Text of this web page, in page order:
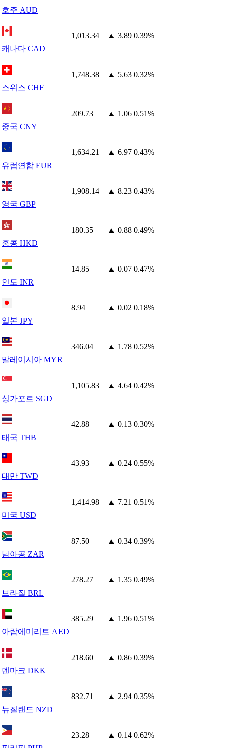
호주 AUD
캐나다 CAD
1,013.34 ▲ 3.89 0.39%
스위스 CHF
1,748.38 ▲ 5.63 0.32%
중국 CNY
209.73 ▲ 1.06 0.51%
유럽연합 EUR
1,634.21 ▲ 6.97 0.43%
영국 GBP
1,908.14 ▲ 8.23 0.43%
홍콩 HKD
180.35 ▲ 0.88 0.49%
인도 INR
14.85 ▲ 0.07 0.47%
일본 JPY
8.94 ▲ 0.02 0.18%
말레이시아 MYR
346.04 ▲ 1.78 0.52%
싱가포르 SGD
1,105.83 ▲ 4.64 0.42%
태국 THB
42.88 ▲ 0.13 0.30%
대만 TWD
43.93 ▲ 0.24 0.55%
미국 USD
1,414.98 ▲ 7.21 0.51%
남아공 ZAR
87.50 ▲ 0.34 0.39%
브라질 BRL
278.27 ▲ 1.35 0.49%
아랍에미리트 AED
385.29 ▲ 1.96 0.51%
덴마크 DKK
218.60 ▲ 0.86 0.39%
뉴질랜드 NZD
832.71 ▲ 2.94 0.35%
23.28 ▲ 0.14 0.62%